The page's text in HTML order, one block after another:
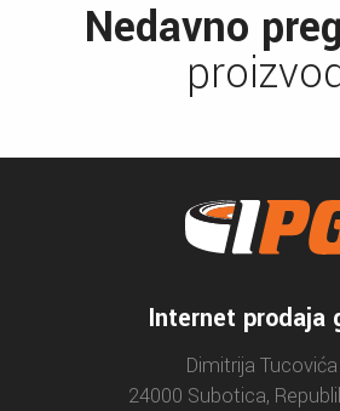
Nedavno
Internet prodaja
Dimitrija Tucovića
24000 Subotica,